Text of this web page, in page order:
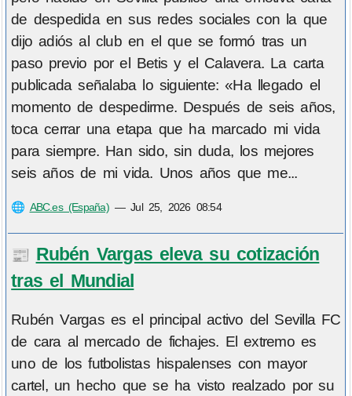
de despedida en sus redes sociales con la que
dijo adiós al club en el que se formó tras un
paso previo por el Betis y el Calavera. La carta
publicada señalaba lo siguiente: «Ha llegado el
momento de despedirme. Después de seis años,
toca cerrar una etapa que ha marcado mi vida
para siempre. Han sido, sin duda, los mejores
seis años de mi vida. Unos años que me...
🌐 ABC.es (España)—Jul 25, 2026 08:54
📰 Rubén Vargas eleva su cotización
tras el Mundial
Rubén Vargas es el principal activo del Sevilla FC
de cara al mercado de fichajes. El extremo es
uno de los futbolistas hispalenses con mayor
cartel, un hecho que se ha visto realzado por su